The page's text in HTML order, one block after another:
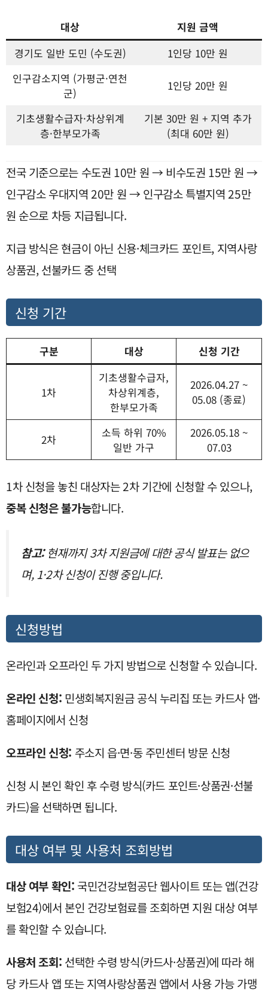
대상
지원 금액
경기도 일반 도민 (수도권)
1인당 10만 원
인구감소지역 (가평군·연천
군)
1인당 20만 원
기초생활수급자·차상위계
층·한부모가족
기본 30만 원 + 지역 추가
(최대 60만 원)
전국 기준으로는 수도권 10만 원 → 비수도권 15만 원 →
인구감소 우대지역 20만 원 → 인구감소 특별지역 25만
원 순으로 차등 지급됩니다.
지급 방식은 현금이 아닌 신용·체크카드 포인트, 지역사랑
상품권, 선불카드 중 선택
신청 기간
구분 대상 신청 기간
1차
기초생활수급자,
차상위계층,
한부모가족
2026.04.27 ~
05.08 (종료)
2차
소득 하위 70%
일반 가구
2026.05.18 ~
07.03
1차 신청을 놓친 대상자는 2차 기간에 신청할 수 있으나,
중복 신청은 불가능합니다.
참고:현재까지 3차 지원금에 대한 공식 발표는 없으
며, 1·2차 신청이 진행 중입니다.
신청방법
온라인과 오프라인 두 가지 방법으로 신청할 수 있습니다.
온라인 신청: 민생회복지원금 공식 누리집 또는 카드사 앱·
홈페이지에서 신청
오프라인 신청: 주소지 읍·면·동 주민센터 방문 신청
신청 시 본인 확인 후 수령 방식(카드 포인트·상품권·선불
카드)을 선택하면 됩니다.
대상 여부 및 사용처 조회방법
대상 여부 확인: 국민건강보험공단 웹사이트 또는 앱(건강
보험24)에서 본인 건강보험료를 조회하면 지원 대상 여부
를 확인할 수 있습니다.
사용처 조회: 선택한 수령 방식(카드사·상품권)에 따라 해
당 카드사 앱 또는 지역사랑상품권 앱에서 사용 가능 가맹